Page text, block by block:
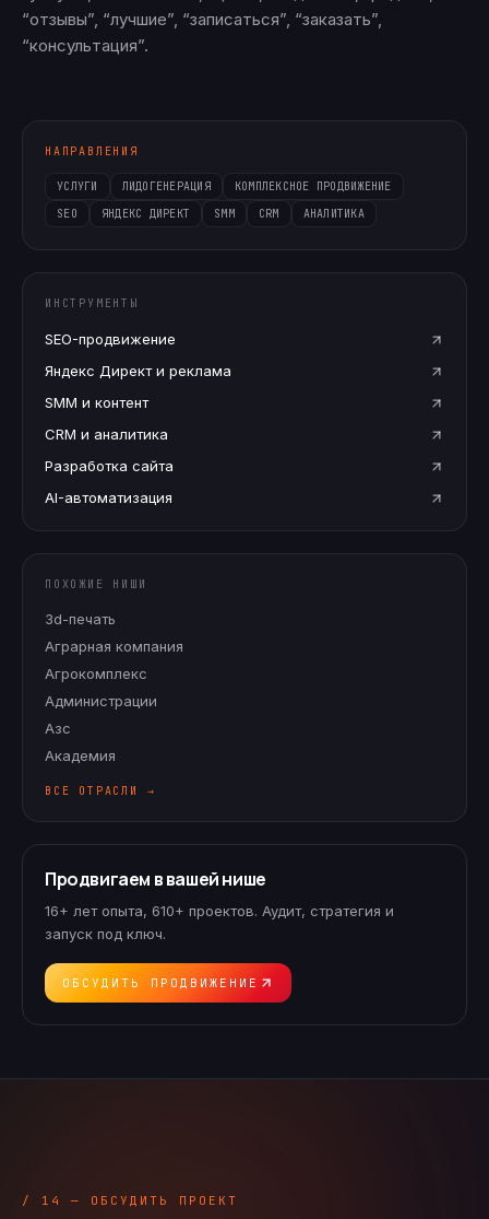
“отзывы”, “лучшие”, “записаться”, “заказать”,
“консультация”.
НАПРАВЛЕНИЯ
УСЛУГИ ЛИДОГЕНЕРАЦИЯ
КОМПЛЕКСНОЕ ПРОДВИЖЕНИЕ
SEO
ЯНДЕКС ДИРЕКТ SMM CRM АНАЛИТИКА
ИНСТРУМЕНТЫ
SEO-продвижение
Яндекс Директ и реклама
SMM и контент
CRM и аналитика
Разработка сайта
AI-автоматизация
ПОХОЖИЕ НИШИ
3d-печать
Аграрная компания
Агрокомплекс
Администрации
Азс
Академия
ВСЕ ОТРАСЛИ →
Продвигаем в вашей нише
16+ лет опыта, 610+ проектов. Аудит, стратегия и
запуск под ключ.
ОБСУДИТЬ ПРОДВИЖЕНИЕ
/ 14 — ОБСУДИТЬ ПРОЕКТ